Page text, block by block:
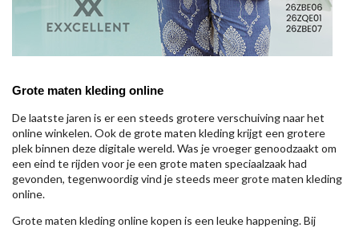
Grote maten kleding online
De laatste jaren is er een steeds grotere verschuiving naar het
online winkelen. Ook de grote maten kleding krijgt een grotere
plek binnen deze digitale wereld. Was je vroeger genoodzaakt om
een eind te rijden voor je een grote maten speciaalzaak had
gevonden, tegenwoordig vind je steeds meer grote maten kleding
online.
Grote maten kleding online kopen is een leuke happening. Bij